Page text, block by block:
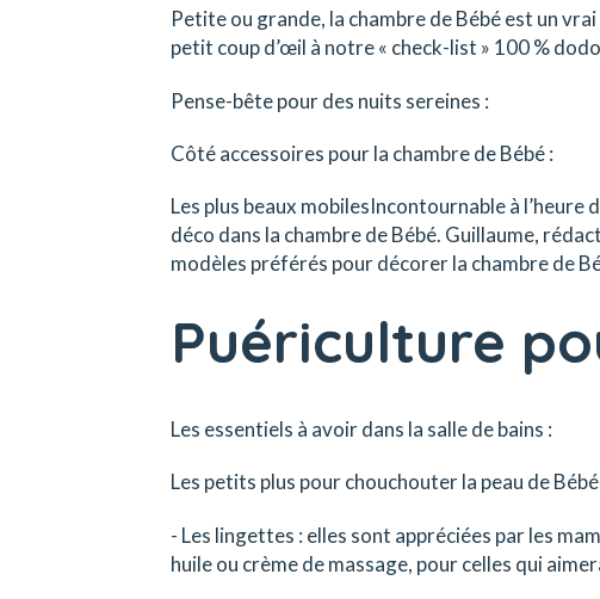
Petite ou grande, la chambre de Bébé est un
petit coup d’œil à notre « check-list » 100 %
Pense-bête pour des nuits sereines :
Côté accessoires pour la chambre de Bébé :
Les plus beaux mobilesIncontournable à
déco dans la chambre de Bébé. Guillaume,
modèles préférés pour décorer la chambre de
Puériculture
Les essentiels à avoir dans la salle de bains :
Les petits plus pour chouchouter la peau de Bébé
- Les lingettes : elles sont appréciées par les
huile ou crème de massage, pour celles qui